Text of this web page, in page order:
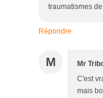
traumatismes
Répondre
M Mr
C'est
mais